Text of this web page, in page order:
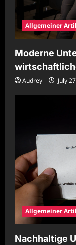
Allgemeiner
Moderne
Audrey July
Allgemeiner
Nachhaltige